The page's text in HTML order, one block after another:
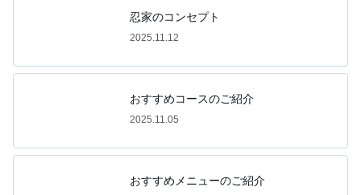
忍家のコンセプト
2025.11.12
おすすめコースのご紹介
2025.11.05
おすすめメニューのご紹介